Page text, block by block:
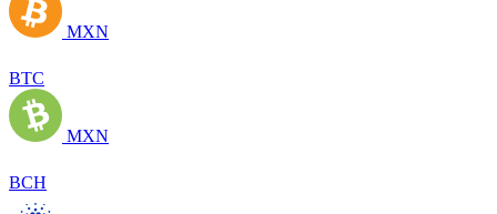
MXN
BTC
MXN
BCH